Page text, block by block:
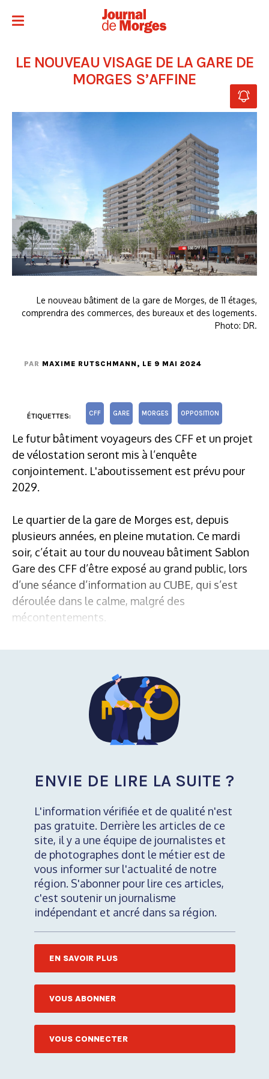
LE NOUVEAU VISAGE DE LA GARE DE
MORGES S’AFFINE
Le nouveau bâtiment de la gare de Morges, de 11 étages,
comprendra des commerces, des bureaux et des logements.
Photo: DR.
PAR MAXIME RUTSCHMANN , LE 9 MAI 2024
ÉTIQUETTES: CFF GARE MORGES OPPOSITION
Le futur bâtiment voyageurs des CFF et un projet
de vélostation seront mis à l’enquête
conjointement. L'aboutissement est prévu pour
2029.
Le quartier de la gare de Morges est, depuis
plusieurs années, en pleine mutation. Ce mardi
soir, c’était au tour du nouveau bâtiment Sablon
Gare des CFF d’être exposé au grand public, lors
d’une séance d’information au CUBE, qui s’est
déroulée dans le calme, malgré des
mécontentements.
ENVIE DE LIRE LA SUITE ?
L'information vérifiée et de qualité n'est
pas gratuite. Derrière les articles de ce
site, il y a une équipe de journalistes et
de photographes dont le métier est de
vous informer sur l'actualité de notre
région. S'abonner pour lire ces articles,
c'est soutenir un journalisme
indépendant et ancré dans sa région.
EN SAVOIR PLUS
VOUS ABONNER
VOUS CONNECTER